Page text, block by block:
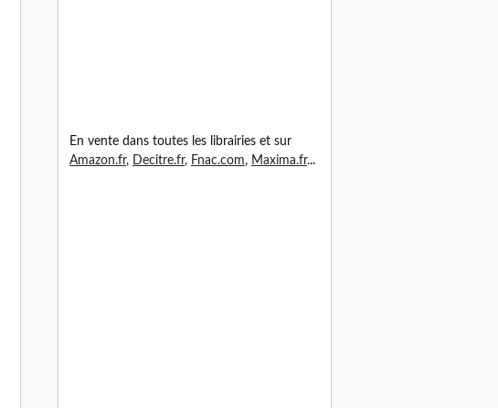
En vente dans toutes les librairies et sur
Amazon.fr, Decitre.fr, Fnac.com, Maxima.fr...